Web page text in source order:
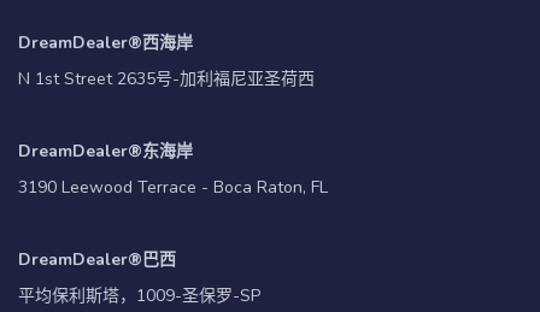
DreamDealer®西海岸
N 1st Street 2635号-加利福尼亚圣荷西
DreamDealer®东海岸
3190 Leewood Terrace - Boca Raton, FL
DreamDealer®巴西
平均保利斯塔，1009-圣保罗-SP